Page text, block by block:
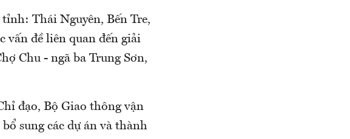
Thái Nguyên, Bến Tre,
vấn đề liên quan đến giải
Chu - ngã ba Trung Sơn,
đạo, Bộ Giao thông vận
sung các dự án và thành